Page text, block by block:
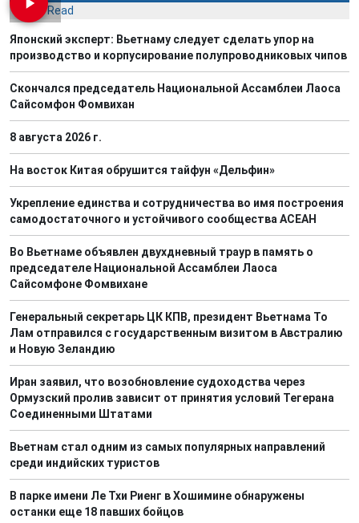
Most Read
Японский эксперт: Вьетнаму следует сделать упор на
производство и корпусирование полупроводниковых чипов
Скончался председатель Национальной Ассамблеи Лаоса
Сайсомфон Фомвихан
8 августа 2026 г.
На восток Китая обрушится тайфун «Дельфин»
Укрепление единства и сотрудничества во имя построения
самодостаточного и устойчивого сообщества АСЕАН
Во Вьетнаме объявлен двухдневный траур в память о
председателе Национальной Ассамблеи Лаоса
Сайсомфоне Фомвихане
Генеральный секретарь ЦК КПВ, президент Вьетнама То
Лам отправился с государственным визитом в Австралию
и Новую Зеландию
Иран заявил, что возобновление судоходства через
Ормузский пролив зависит от принятия условий Тегерана
Соединенными Штатами
Вьетнам стал одним из самых популярных направлений
среди индийских туристов
В парке имени Ле Тхи Риенг в Хошимине обнаружены
останки еще 18 павших бойцов